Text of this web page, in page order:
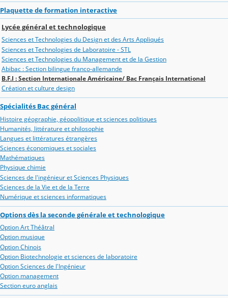
Plaquette de formation interactive
Lycée général et technologique
Sciences et Technologies du Design et des Arts Appliqués
Sciences et Technologies de Laboratoire - STL
Sciences et Technologies du Management et de la Gestion
Abibac : Section bilingue franco-allemande
B.F.I : Section Internationale Américaine/ Bac Français International
Création et culture design
Spécialités Bac général
Histoire géographie, géopolitique et sciences politiques
Humanités, littérature et philosophie
Langues et littératures étrangères
Sciences économiques et sociales
Mathématiques
Physique chimie
Sciences de l'ingénieur et Sciences Physiques
Sciences de la Vie et de la Terre
Numérique et sciences informatiques
Options dès la seconde générale et technologique
Option Art Théâtral
Option musique
Option Chinois
Option Biotechnologie et sciences de laboratoire
Option Sciences de l'Ingénieur
Option management
Section euro anglais